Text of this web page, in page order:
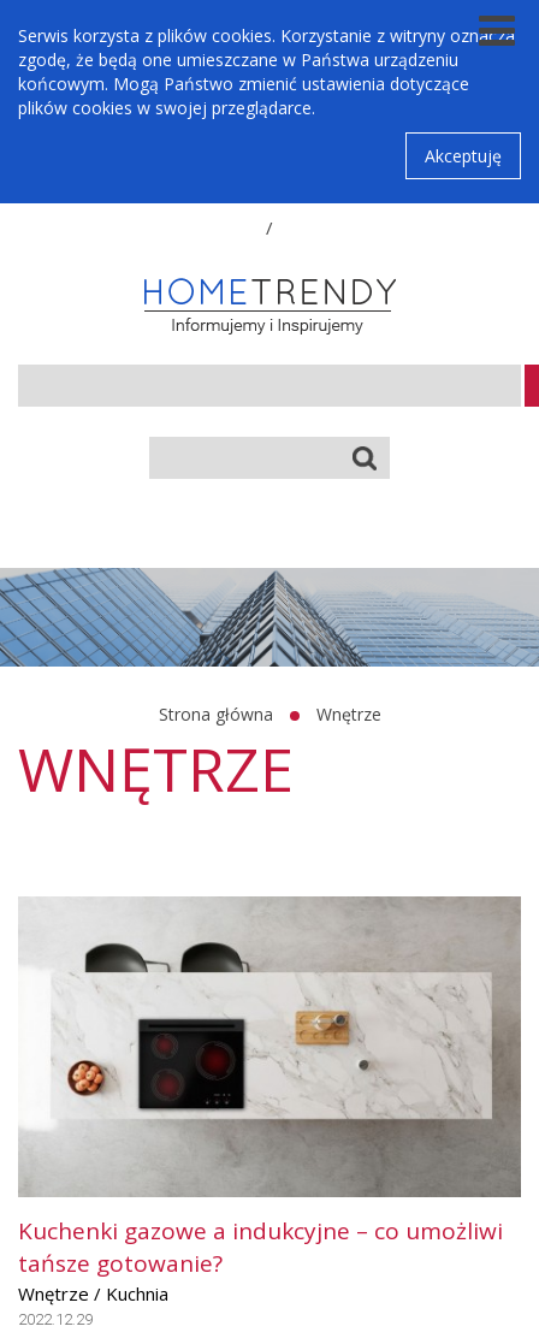
Serwis korzysta z plików cookies. Korzystanie z witryny oznacza
zgodę, że będą one umieszczane w Państwa urządzeniu
końcowym. Mogą Państwo zmienić ustawienia dotyczące
plików cookies w swojej przeglądarce.
Akceptuję
/
Strona główna Wnętrze
WNĘTRZE
Kuchenki gazowe a indukcyjne – co umożliwi
tańsze gotowanie?
Wnętrze / Kuchnia
2022.12.29